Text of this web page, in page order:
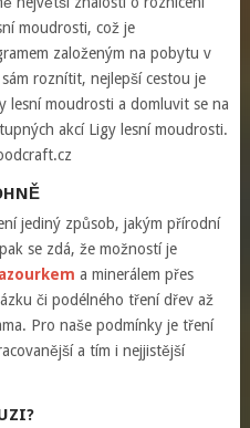
moudrosti, což je
založeným na pobytu v
roznítit, nejlepší cestou je
lesní moudrosti a domluvit se na
akcí Ligy lesní moudrosti.
jediný způsob, jakým přírodní
se zdá, že možností je
a minerálem přes
či podélného tření dřev až
Pro naše podmínky je tření
a tím i nejjistější